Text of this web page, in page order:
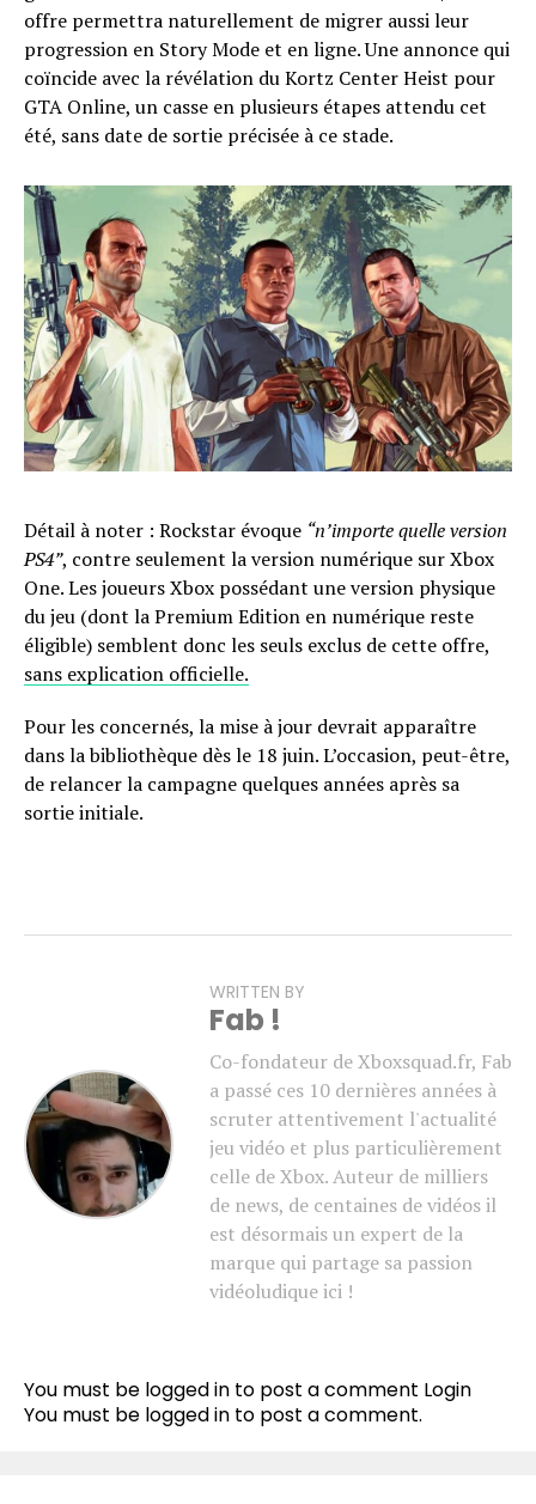
offre permettra naturellement de migrer aussi leur
progression en Story Mode et en ligne. Une annonce qui
coïncide avec la révélation du Kortz Center Heist pour
GTA Online, un casse en plusieurs étapes attendu cet
été, sans date de sortie précisée à ce stade.
Détail à noter : Rockstar évoque “n’importe quelle version
PS4”, contre seulement la version numérique sur Xbox
One. Les joueurs Xbox possédant une version physique
du jeu (dont la Premium Edition en numérique reste
éligible) semblent donc les seuls exclus de cette offre,
sans explication officielle.
Pour les concernés, la mise à jour devrait apparaître
dans la bibliothèque dès le 18 juin. L’occasion, peut-être,
de relancer la campagne quelques années après sa
sortie initiale.
WRITTEN BY
Fab !
Co-fondateur de Xboxsquad.fr, Fab
a passé ces 10 dernières années à
scruter attentivement l'actualité
jeu vidéo et plus particulièrement
celle de Xbox. Auteur de milliers
de news, de centaines de vidéos il
est désormais un expert de la
marque qui partage sa passion
vidéoludique ici !
You must be logged in to post a comment Login
You must be logged in to post a comment.